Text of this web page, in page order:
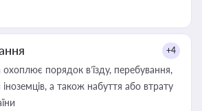
+4
охоплює порядок в’їзду, перебування,
а також набуття або втрату